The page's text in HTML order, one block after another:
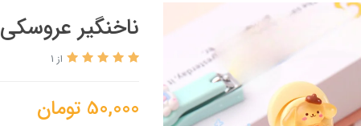
ناخنگیر عروسکی
از 1
50,000 تومان